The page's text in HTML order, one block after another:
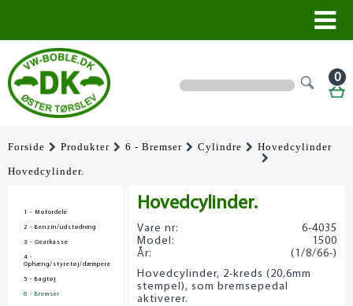
0
Forside Produkter 6 - Bremser Cylindre Hovedcylinder
Hovedcylinder.
1 - Motordele
2 - Benzin/udstødning
3 - Gearkasse
4 -
Ophæng/styretøj/dæmpere
5 - Bagtøj
6 - Bremser
Hovedcylinder.
Vare nr:
6-4035
Model:
1500
År:
(1/8/66-)
Hovedcylinder, 2-kreds (20,6mm
stempel), som bremsepedal
aktiverer.